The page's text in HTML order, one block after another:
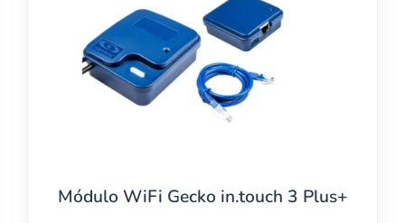
Módulo WiFi Gecko in.touch 3 Plus+